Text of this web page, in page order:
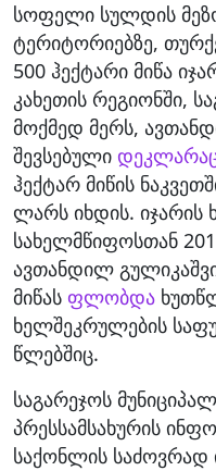
სოფელი სულდის
ტერიტორიებზე,
500 ჰექტარი მიწა
კახეთის რეგიონში,
მოქმედ მერს,
შევსებული
ჰექტარ მიწის
ლარს იხდის. იჯარის
სახელმწიფოსთან
ავთანდილ
მიწას ფლობდა
ხელშეკრულების
წლებშიც.
საგარეჯოს
პრესსამსახურის
საქონლის საძოვრად